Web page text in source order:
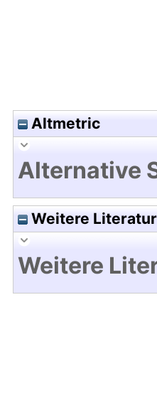
Altmetric
Alternative
Weitere
Weitere